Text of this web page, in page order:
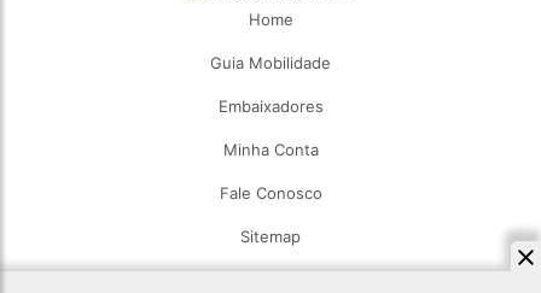
Home
Guia Mobilidade
Embaixadores
Minha Conta
Fale Conosco
Sitemap